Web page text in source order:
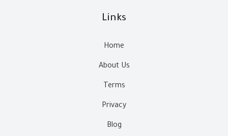
Links
Home
About Us
Terms
Privacy
Blog